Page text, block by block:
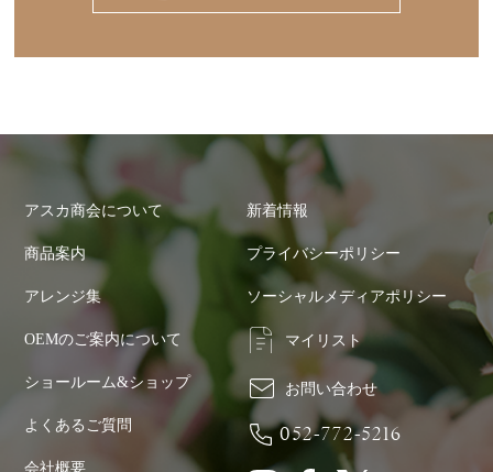
アスカ商会について
商品案内
アレンジ集
OEMのご案内について
ショールーム&ショップ
よくあるご質問
会社概要
新着情報
プライバシーポリシー
ソーシャルメディアポリシー
マイリスト
お問い合わせ
052-772-5216